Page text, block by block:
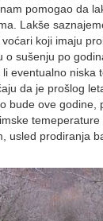
pomogao da
Lakše
koji imaju
o sušenju po
eventualno niska
da je prošlog
bude ove godine,
temeperature
usled prodiranja